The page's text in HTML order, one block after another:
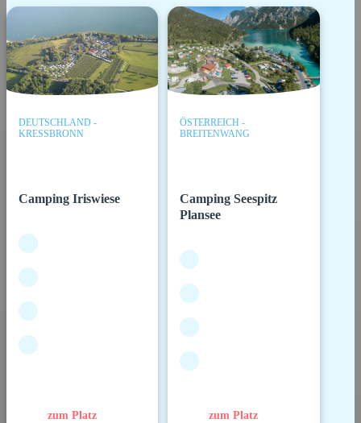
DEUTSCHLAND -
KRESSBRONN
Camping Iriswiese
zum Platz
ÖSTERREICH -
BREITENWANG
Camping Seespitz
Plansee
zum Platz